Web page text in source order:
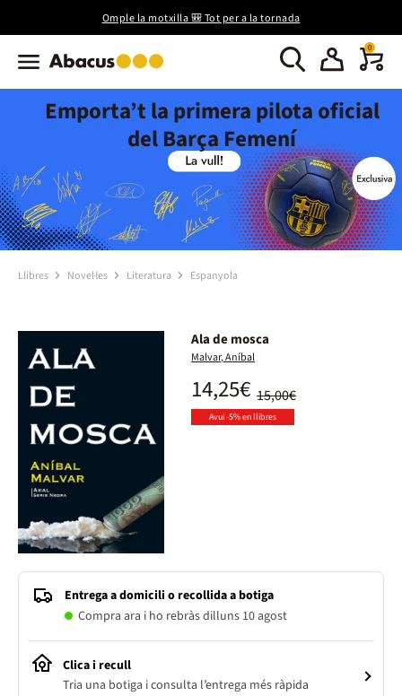
Omple la motxilla 🎒 Tot per a la tornada
0
Emporta’t la primera pilota oficial
del Barça Femení
Llibres Novel·les Literatura Espanyola
Ala de mosca
Malvar, Aníbal
15,00€
14,25€
Avui -5% en llibres
Entrega a domicili o recollida a botiga
Compra ara i ho rebràs dilluns 10 agost
Clica i recull
Tria una botiga i consulta l’entrega més ràpida